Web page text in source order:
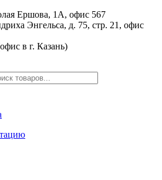
Ершова, 1А, офис 567
Энгельса, д. 75, стр. 21, офис
в г. Казань)